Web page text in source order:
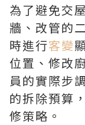
為了避免交
牆、改管的
時進行客變
位置、修改
員的實際步
的拆除預算
修策略。